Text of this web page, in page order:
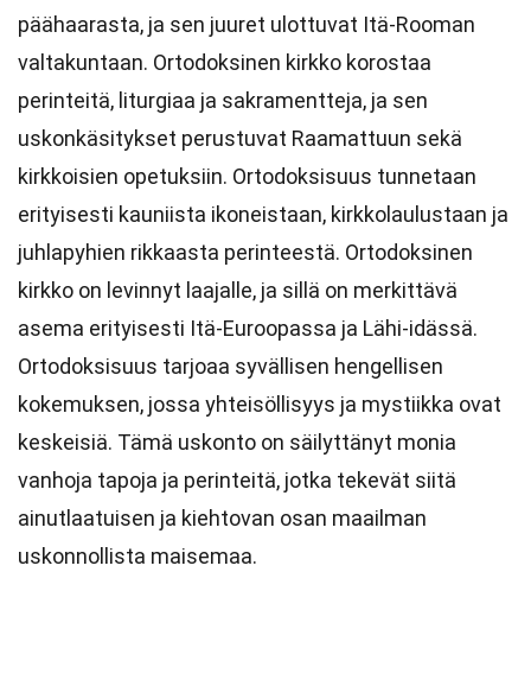
päähaarasta, ja sen juuret ulottuvat Itä-Rooman
valtakuntaan. Ortodoksinen kirkko korostaa
perinteitä, liturgiaa ja sakramentteja, ja sen
uskonkäsitykset perustuvat Raamattuun sekä
kirkkoisien opetuksiin. Ortodoksisuus tunnetaan
erityisesti kauniista ikoneistaan, kirkkolaulustaan ja
juhlapyhien rikkaasta perinteestä. Ortodoksinen
kirkko on levinnyt laajalle, ja sillä on merkittävä
asema erityisesti Itä-Euroopassa ja Lähi-idässä.
Ortodoksisuus tarjoaa syvällisen hengellisen
kokemuksen, jossa yhteisöllisyys ja mystiikka ovat
keskeisiä. Tämä uskonto on säilyttänyt monia
vanhoja tapoja ja perinteitä, jotka tekevät siitä
ainutlaatuisen ja kiehtovan osan maailman
uskonnollista maisemaa.